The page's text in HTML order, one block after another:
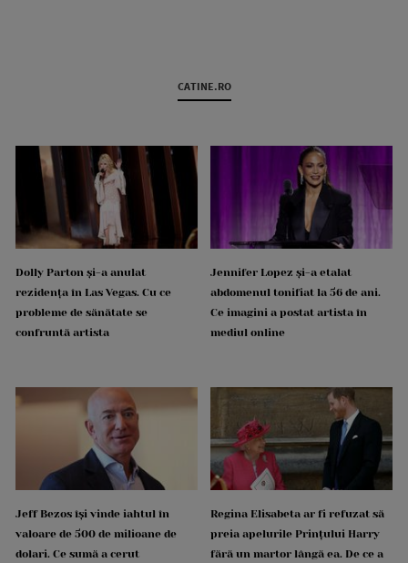
CATINE.RO
Dolly Parton și-a anulat
rezidența în Las Vegas. Cu ce
probleme de sănătate se
confruntă artista
Jennifer Lopez și-a etalat
abdomenul tonifiat la 56 de ani.
Ce imagini a postat artista în
mediul online
Jeff Bezos își vinde iahtul în
valoare de 500 de milioane de
dolari. Ce sumă a cerut
Regina Elisabeta ar fi refuzat să
preia apelurile Prințului Harry
fără un martor lângă ea. De ce a